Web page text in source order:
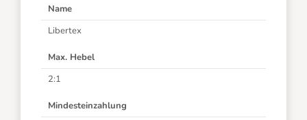
Name
Libertex
Max. Hebel
2:1
Mindesteinzahlung